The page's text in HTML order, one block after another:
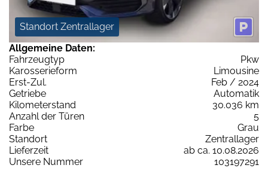
Standort Zentrallager
Allgemeine Daten:
Fahrzeugtyp
Pkw
Karosserieform
Limousine
Erst-Zul.
Feb / 2024
Getriebe
Automatik
Kilometerstand
30.036 km
Anzahl der Türen
5
Farbe
Grau
Standort
Zentrallager
Lieferzeit
ab ca. 10.08.2026
Unsere Nummer
103197291